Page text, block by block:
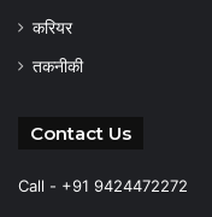
करियर
तकनीकी
Contact Us
Call - +91 9424472272